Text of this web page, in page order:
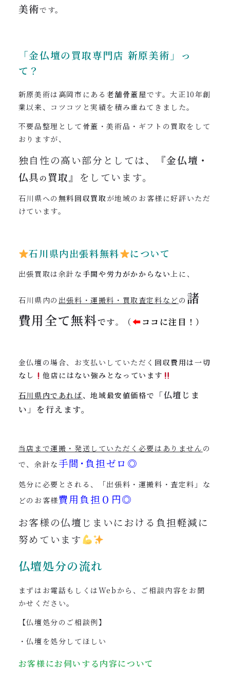
美術です。
「金仏壇の買取専門店 新原美術」っ
て？
新原美術は高岡市にある 老舗骨董屋です。大正10年創
業以来、コツコツと実績を積み重ねてきました。
不要品整理として骨董・美術品・ギフトの買取をして
おりますが、
独自性の高い部分としては、
『金仏壇・
仏具 の 買取』 をしています。
石川県への 無料回収買取が地域のお客様に好評いただ
けています。
石川県内出張料無料 について
出張買取は余計な手間や労力がかからない上に、
石川県内の 出張料・運搬料・買取査定料などの 諸
費用全て無料です。 （⬅︎ココに注目！）
金仏壇の場合、お支払いしていただく 回収費用は一切
なし
他店にはない強みとなっています
石川県内であれば、地域最安値価格で 「仏壇じま
い」を行えます。
当店まで運搬・発送していただく必要はありません の
で、余計な手間･負担ゼロ◎
処分に必要とされる、「出張料・運搬料・査定料」な
どのお客様費用負担０円◎
お客様の仏壇じまいにおける負担軽減に
努めています
仏壇処分の流れ
まずはお電話もしくはWebから、ご相談内容をお聞
かせください。
【仏壇処分のご相談例】
・仏壇を処分してほしい
お客様にお伺いする内容について